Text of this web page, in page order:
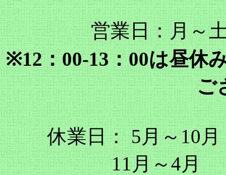
営業日：月～
※12：00-13：00は昼休
ご
休業日： 5月～10
11月～